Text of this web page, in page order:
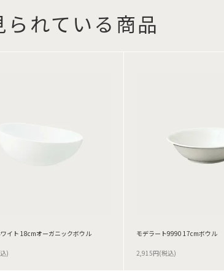
られている商品
イト 18cmオーガニックボウル
)
モデラート9990 17cmボウル
2,915円(税込)